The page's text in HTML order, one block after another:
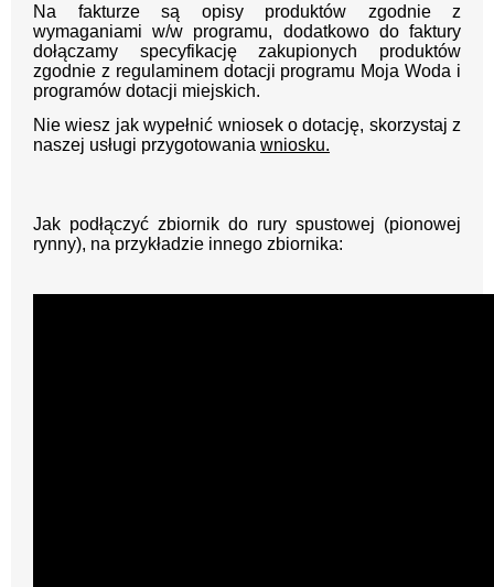
Na fakturze są opisy produktów zgodnie z
wymaganiami w/w programu, dodatkowo do faktury
dołączamy specyfikację zakupionych produktów
zgodnie z regulaminem dotacji programu Moja Woda i
programów dotacji miejskich.
Nie wiesz jak wypełnić wniosek o dotację, skorzystaj z
naszej usługi przygotowania wniosku.
Jak podłączyć zbiornik do rury spustowej (pionowej
rynny), na przykładzie innego zbiornika: